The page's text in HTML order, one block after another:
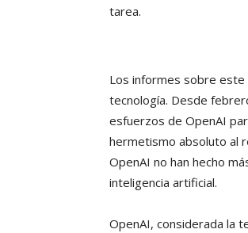
tarea.
Los informes sobre este
tecnología. Desde
esfuerzos de OpenAI
hermetismo absoluto al
OpenAI no han hecho
inteligencia artificial.
OpenAI, considerada la